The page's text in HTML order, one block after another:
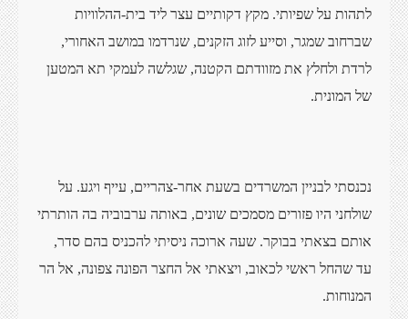
לתהות על שפיותי. מקץ דקותיים עצר ליד בית-ההלוויות
שברחוב שמגר, וסייע לזוג הזקנים, שנרדמו במושב האחורי,
לרדת ולחלץ את מזוודתם הקטנה, שגלשה לעמקי תא המטען
של המונית.
נכנסתי לבניין המשרדים בשעת אחר-צהריים, עייף ויגע. על
שולחני היו פזורים מסמכים שונים, באותה ערבוביה בה הותרתי
אותם בצאתי בבוקר. שעה ארוכה ניסיתי להכניס בהם סדר,
עד שהחל ראשי לכאוב, ויצאתי אל החצר הפונה צפונה, אל הר
המנוחות.